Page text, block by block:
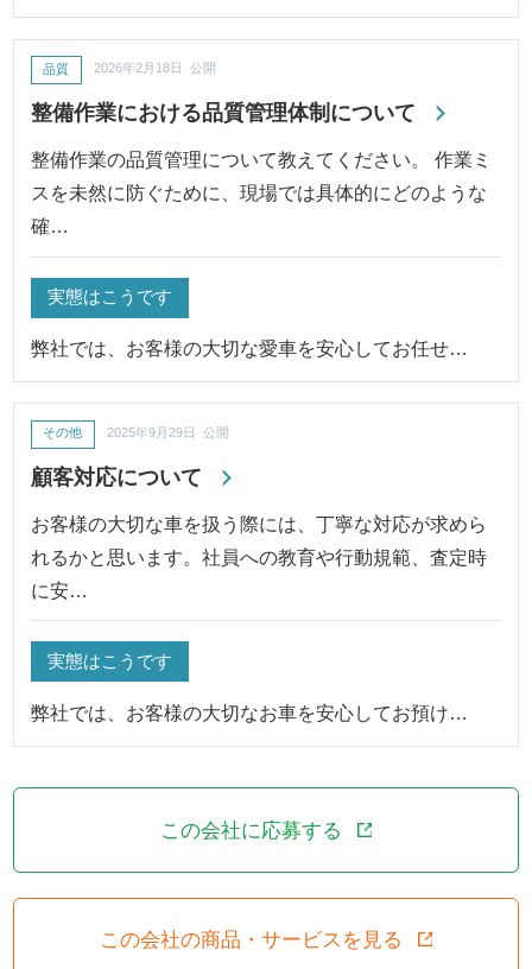
整備作業における品質管理体制について
品質 2026年2月18日 公開
整備作業の品質管理について教えてください。 作業ミ
スを未然に防ぐために、現場では具体的にどのような
確…
実態はこうです
弊社では、お客様の大切な愛車を安心してお任せ…
顧客対応について
その他 2025年9月29日 公開
お客様の大切な車を扱う際には、丁寧な対応が求めら
れるかと思います。社員への教育や行動規範、査定時
に安…
実態はこうです
弊社では、お客様の大切なお車を安心してお預け…
この会社に応募する
この会社の商品・サービスを見る